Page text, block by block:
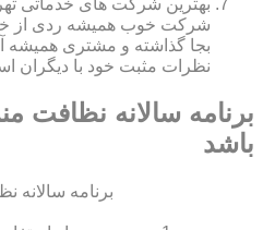
شرکت خوب همیشه ردی از
بجا گذاشته و مشتری همیشه
نظرات مثبت خود با دیگران
برنامه سالانه نظافت
باشد
برنامه سالانه